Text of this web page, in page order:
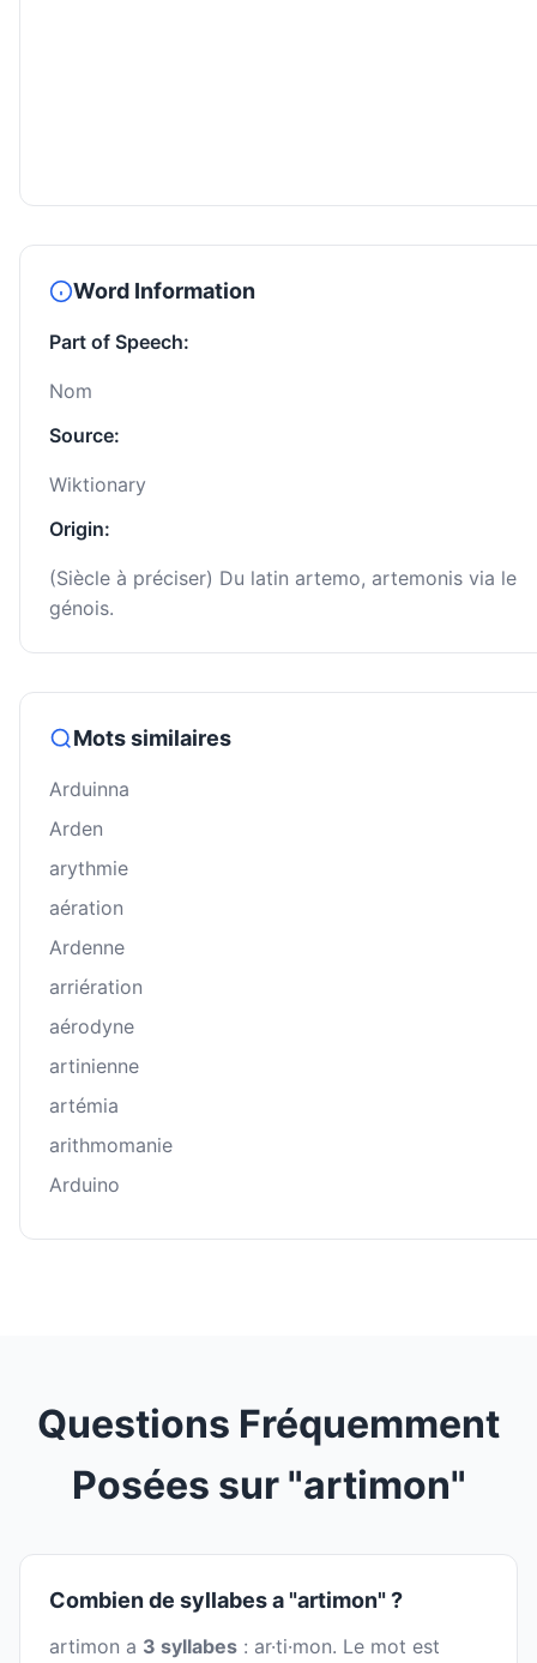
Word Information
Part of Speech:
Nom
Source:
Wiktionary
Origin:
(Siècle à préciser) Du latin artemo, artemonis via le
génois.
Mots similaires
Arduinna
Arden
arythmie
aération
Ardenne
arriération
aérodyne
artinienne
artémia
arithmomanie
Arduino
Questions Fréquemment
Posées sur "artimon"
Combien de syllabes a "artimon" ?
artimon a 3 syllabes : ar·ti·mon. Le mot est